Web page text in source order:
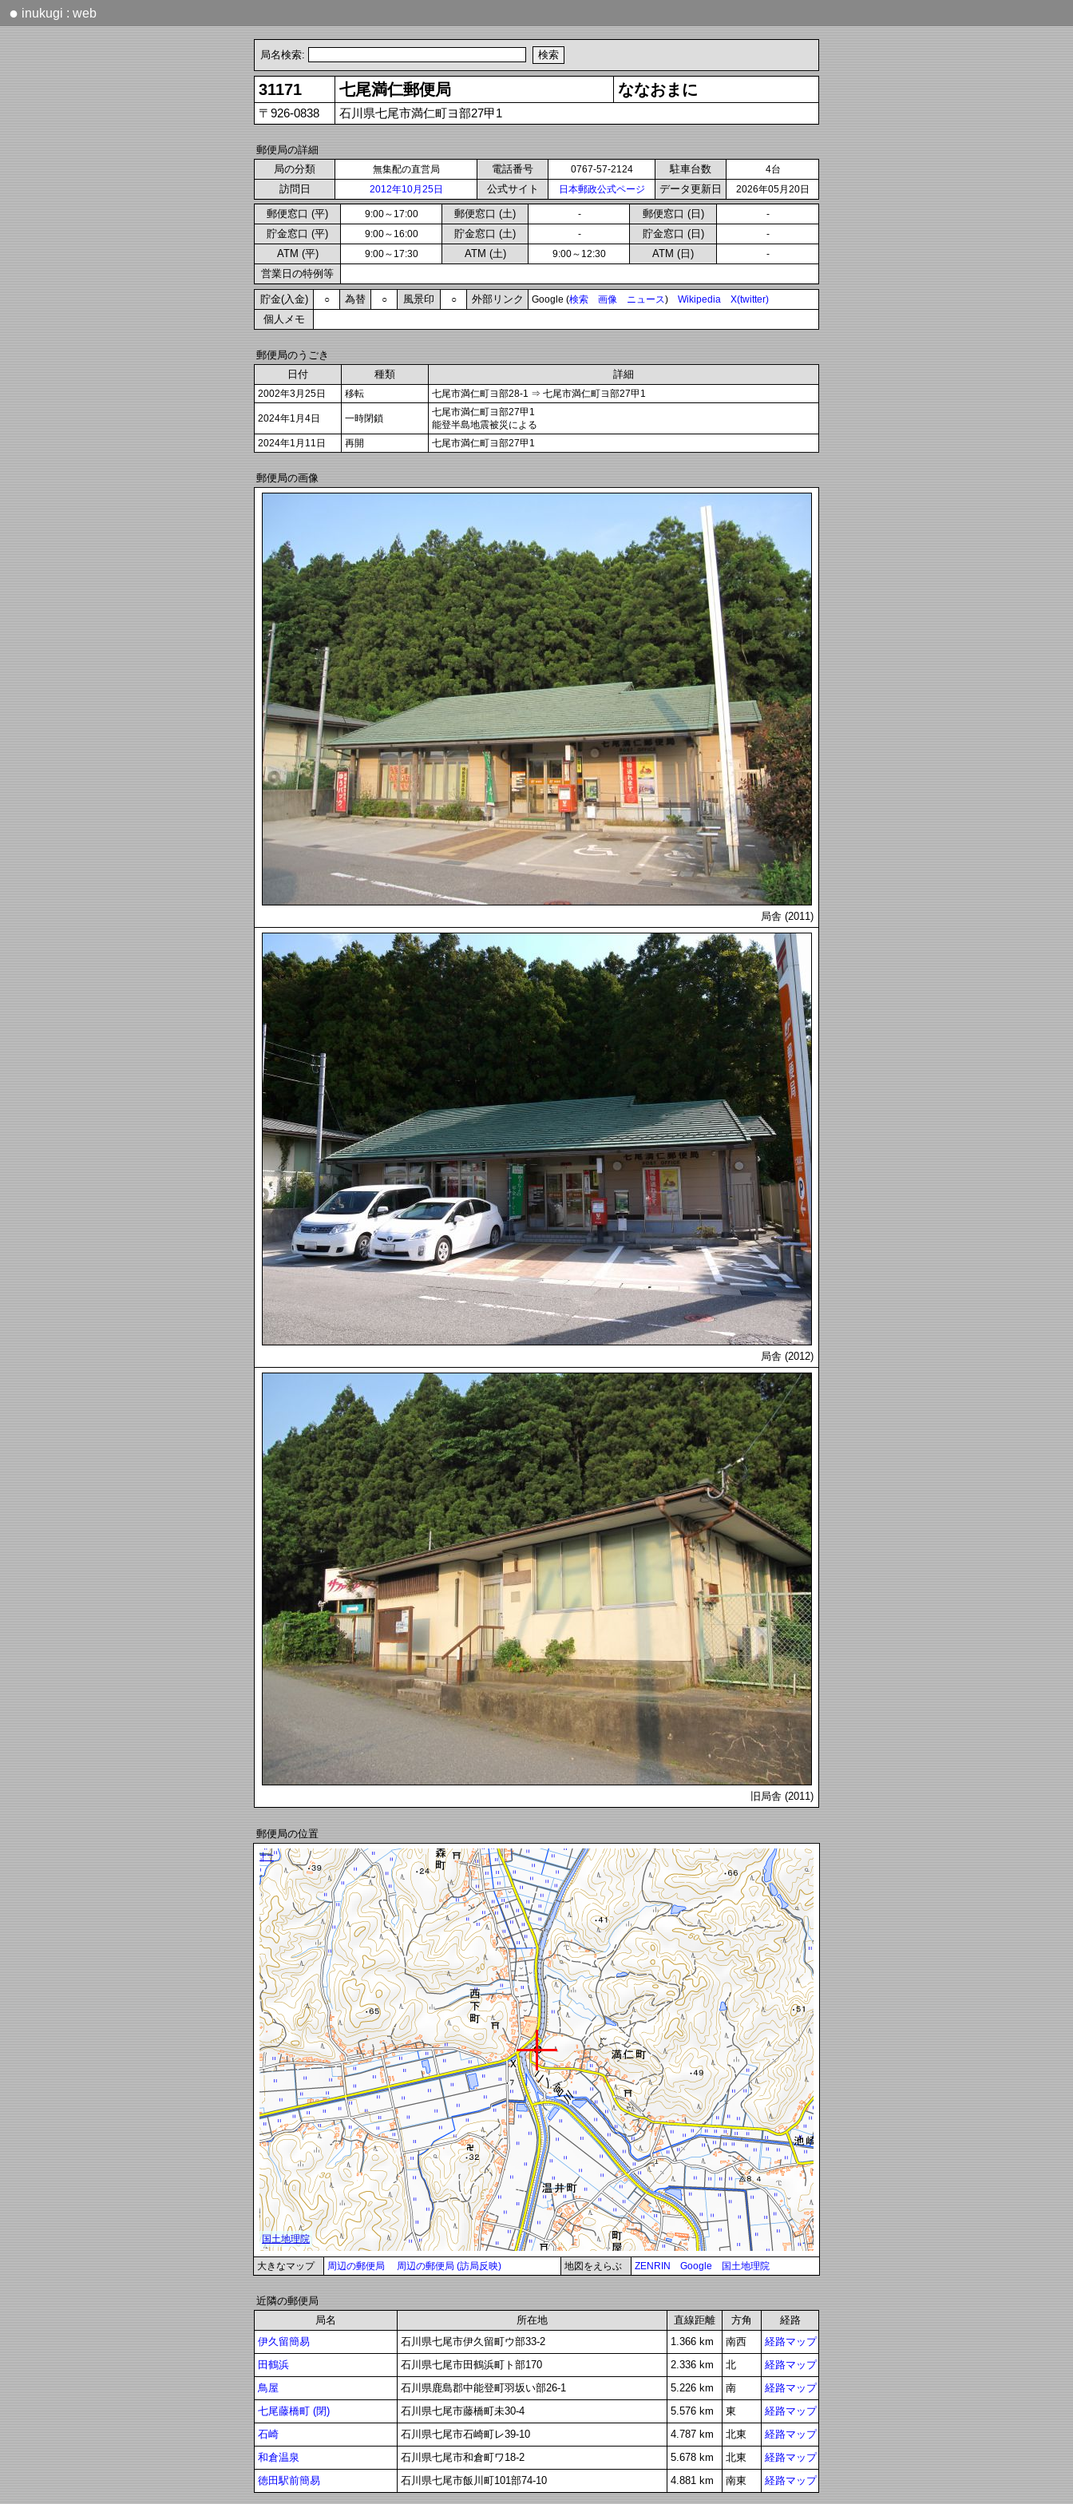
● inukugi : web
局名検索:
31171 七尾満仁郵便局 ななおまに
〒926-0838 石川県七尾市満仁町ヨ部27甲1
郵便局の詳細
局の分類
無集配の直営局 電話番号 0767-57-2124 駐車台数 4台
訪問日 2012年10月25日 公式サイト 日本郵政公式ページ データ更新日 2026年05月20日
郵便窓口 (平) 9:00～17:00 郵便窓口 (土) - 郵便窓口 (日) -
貯金窓口 (平) 9:00～16:00 貯金窓口 (土) - 貯金窓口 (日) -
ATM (平) 9:00～17:30 ATM (土) 9:00～12:30 ATM (日) -
営業日の特例等
貯金(入金) ○ 為替 ○ 風景印 ○ 外部リンク Google (検索 画像 ニュース) Wikipedia X(twitter)
個人メモ
郵便局のうごき
日付
種類 詳細
2002年3月25日 移転 七尾市満仁町ヨ部28-1 ⇒ 七尾市満仁町ヨ部27甲1
2024年1月4日 一時閉鎖
七尾市満仁町ヨ部27甲1
能登半島地震被災による
2024年1月11日
再開 七尾市満仁町ヨ部27甲1
郵便局の画像
局舎 (2011)
局舎 (2012)
旧局舎 (2011)
郵便局の位置
大きなマップ 周辺の郵便局 周辺の郵便局 (訪局反映) 地図をえらぶ ZENRIN Google 国土地理院
近隣の郵便局
局名
所在地 直線距離 方角
経路
伊久留簡易
石川県七尾市伊久留町ウ部33-2 1.366 km 南西
経路マップ
田鶴浜
石川県七尾市田鶴浜町ト部170 2.336 km 北
経路マップ
鳥屋
石川県鹿島郡中能登町羽坂い部26-1 5.226 km 南
経路マップ
七尾藤橋町 (閉)
石川県七尾市藤橋町未30-4 5.576 km 東
経路マップ
石崎
石川県七尾市石崎町レ39-10 4.787 km 北東
経路マップ
和倉温泉
石川県七尾市和倉町ワ18-2 5.678 km 北東
経路マップ
徳田駅前簡易
石川県七尾市飯川町101部74-10 4.881 km 南東 経路マップ